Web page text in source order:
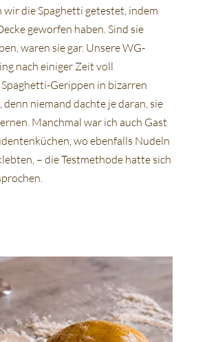
wir die Spaghetti getestet, indem
geworfen haben. Sind sie
waren sie gar. Unsere WG-
nach einiger Zeit voll
Gerippen in bizarren
denn niemand dachte je daran, sie
Manchmal war ich auch Gast
wo ebenfalls Nudeln
– die Testmethode hatte sich